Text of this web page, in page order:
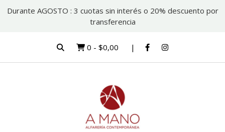
Durante AGOSTO : 3 cuotas sin interés o 20% descuento por
transferencia
0 - $0,00